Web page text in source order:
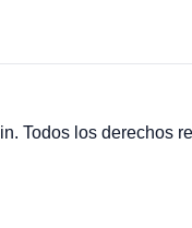
Todos los derechos